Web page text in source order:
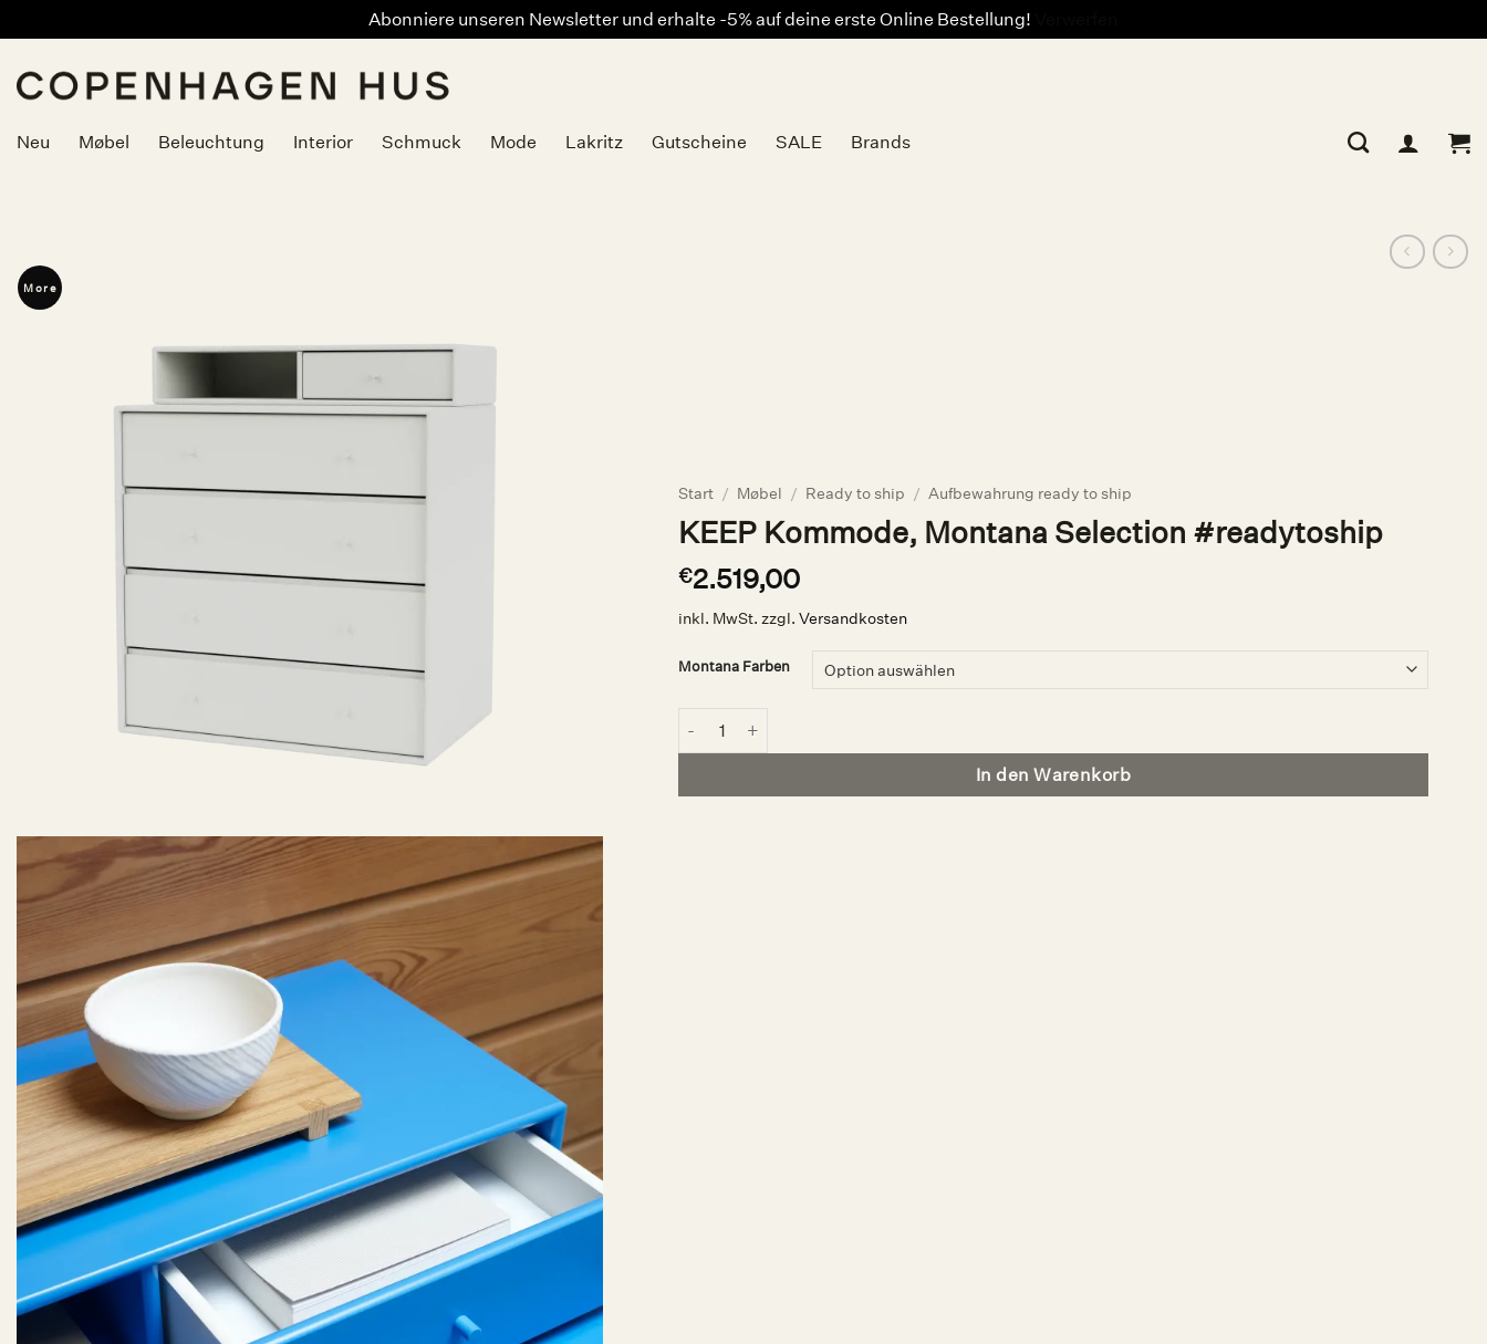
Abonniere unseren Newsletter und erhalte -5% auf deine erste Online Bestellung!
Inhalt
springen
Neu
Møbel Beleuchtung Interior Schmuck Mode Lakritz Gutscheine SALE Brands
More
Start / Møbel / Ready to ship / Aufbewahrung ready to ship
KEEP Kommode, Montana Selection #readytoship
€2.519,00
inkl. MwSt. zzgl. Versandkosten
Montana Farben
In den Warenkorb